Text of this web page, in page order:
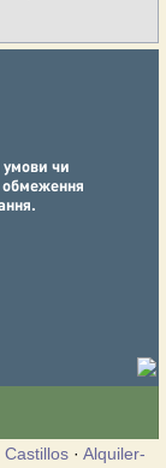
Castillos· Alquiler-